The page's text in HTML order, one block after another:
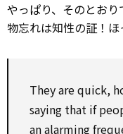
やっぱり、そのとおり
物忘れは知性の証！
They are quick,
saying that if
analarming